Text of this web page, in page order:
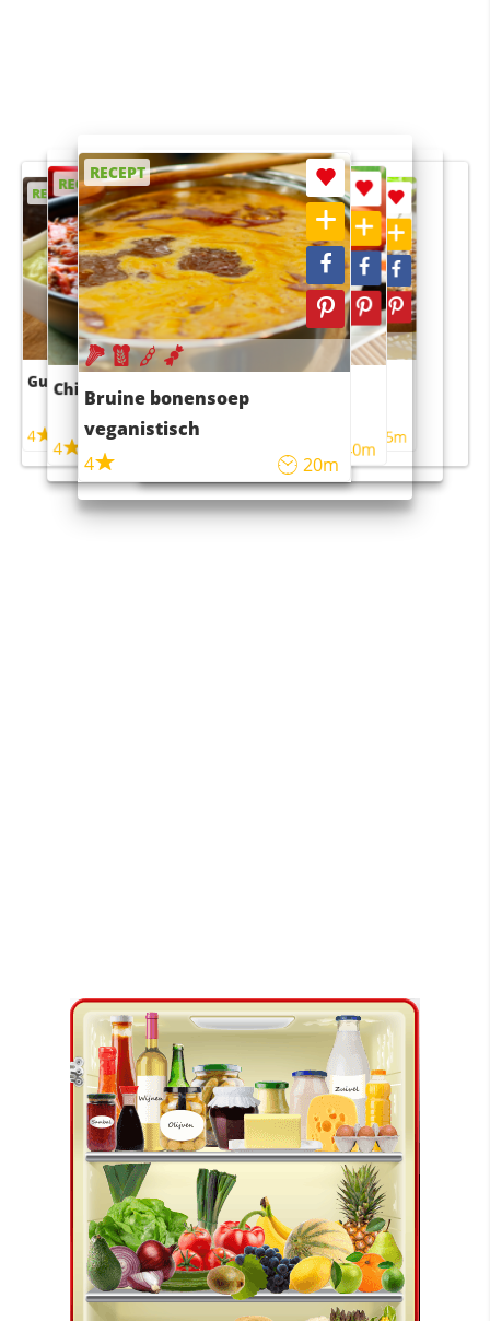
RECEPT
Guacamole
4
RECEPT
Chili con carne
4
RECEPT
Bruine bonensoep
veganistisch
4
20m
RECEPT
Sushi rijstsalade
maaltijdsalade
40m
RECEPT
4 55m